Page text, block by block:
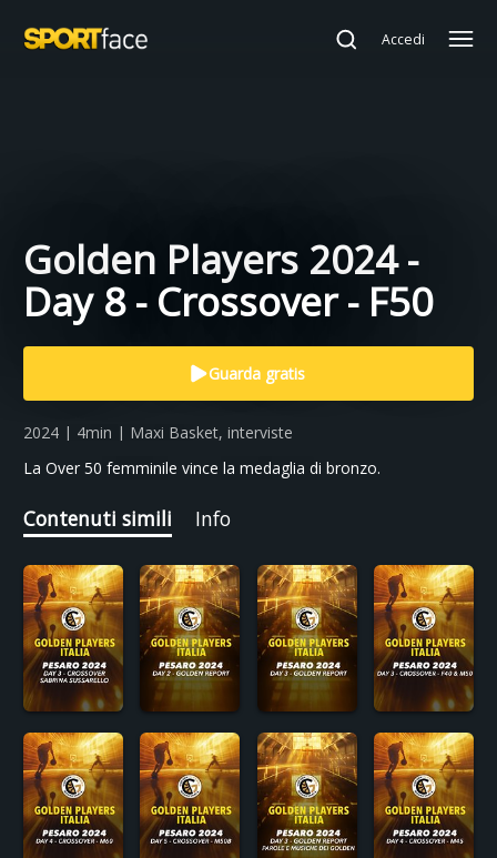
Accedi
Golden Players 2024 -
Day 8 - Crossover - F50
Guarda gratis
2024 | 4min | Maxi Basket, interviste
La Over 50 femminile vince la medaglia di bronzo.
Contenuti simili Info